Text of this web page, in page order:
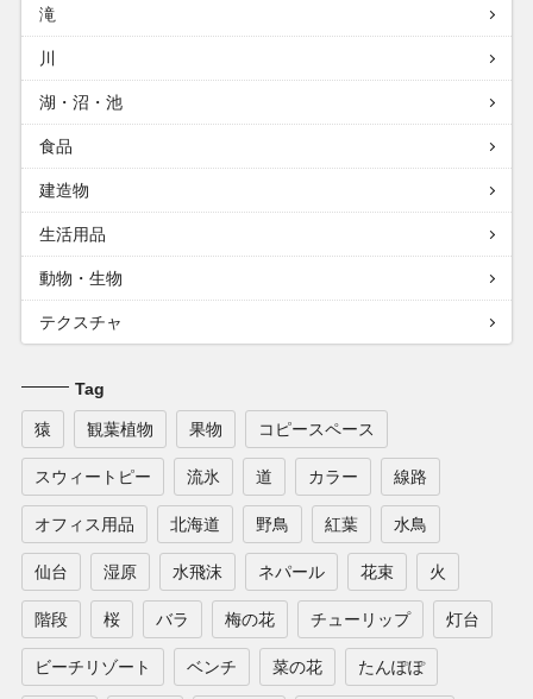
滝
川
湖・沼・池
食品
建造物
生活用品
動物・生物
テクスチャ
Tag
猿 観葉植物 果物 コピースペース
スウィートピー 流氷 道 カラー 線路
オフィス用品 北海道 野鳥 紅葉 水鳥
仙台 湿原 水飛沫 ネパール 花束 火
階段 桜 バラ 梅の花 チューリップ 灯台
ビーチリゾート ベンチ 菜の花 たんぽぽ